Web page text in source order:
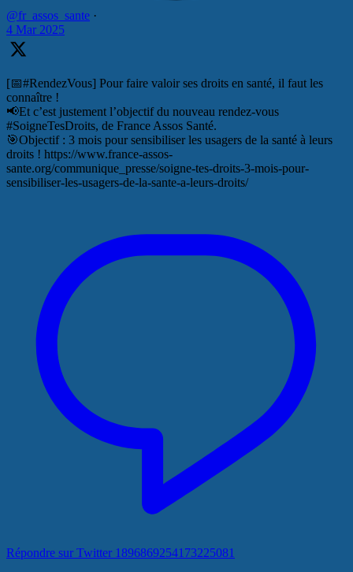
@fr_assos_sante ·
4 Mar 2025
[📅#RendezVous] Pour faire valoir ses droits en santé, il faut les
connaître !
📢Et c’est justement l’objectif du nouveau rendez-vous
#SoigneTesDroits, de France Assos Santé.
🎯Objectif : 3 mois pour sensibiliser les usagers de la santé à leurs
droits ! https://www.france-assos-
sante.org/communique_presse/soigne-tes-droits-3-mois-pour-
sensibiliser-les-usagers-de-la-sante-a-leurs-droits/
Répondre sur Twitter 1896869254173225081